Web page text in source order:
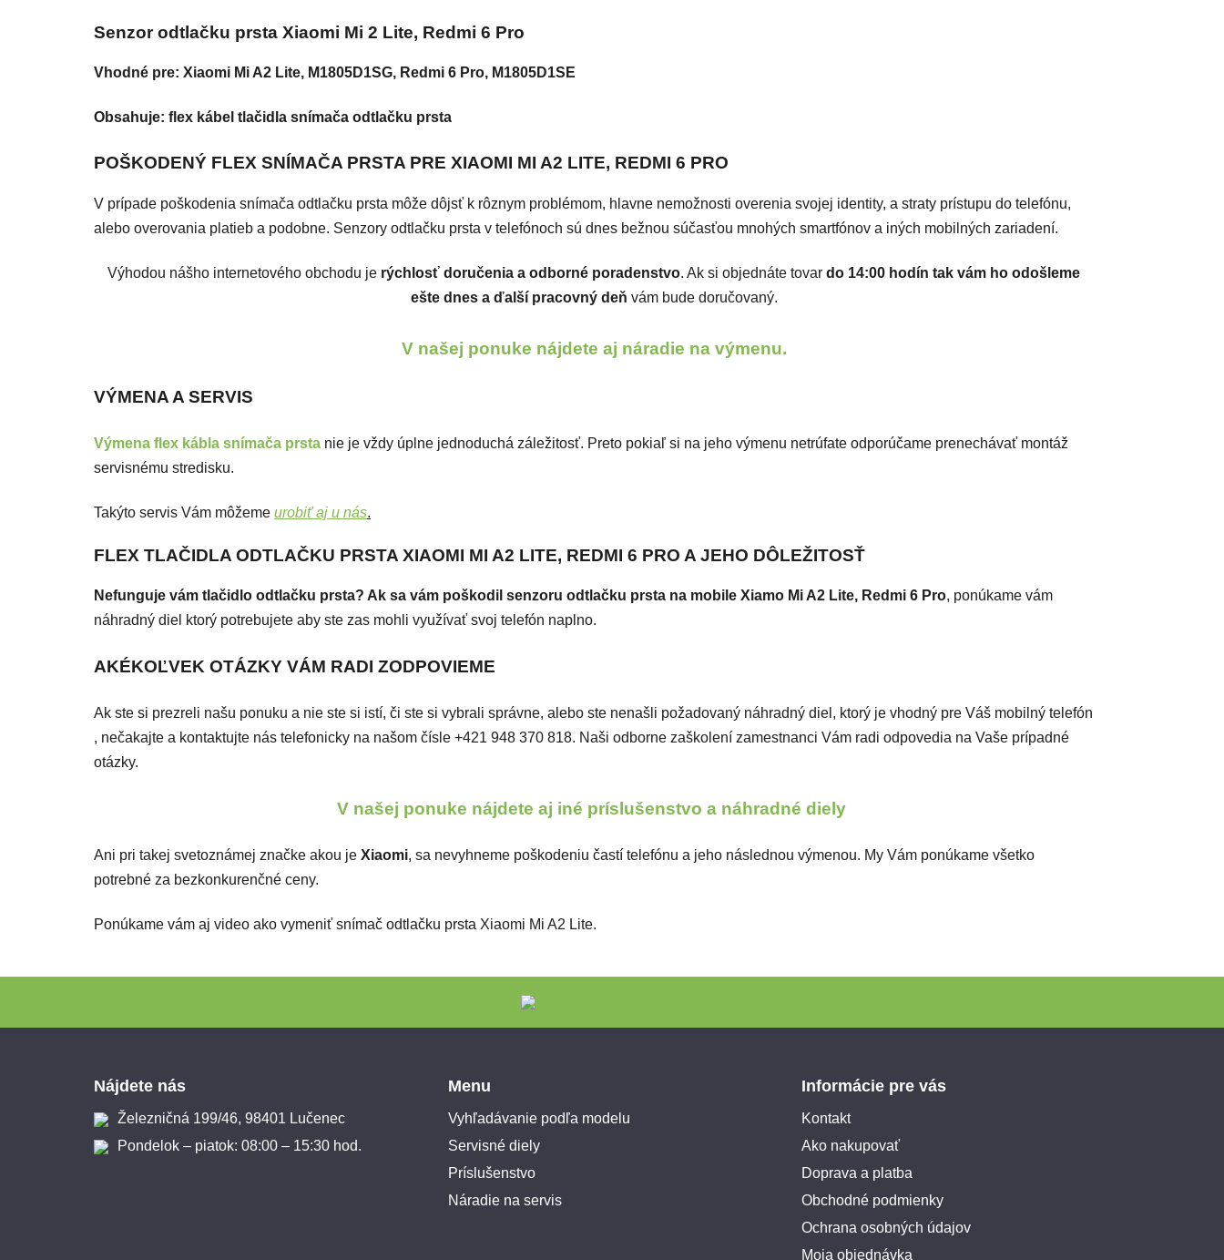
Senzor odtlačku prsta Xiaomi Mi 2 Lite, Redmi 6 Pro
Vhodné pre: Xiaomi Mi A2 Lite, M1805D1SG, Redmi 6 Pro, M1805D1SE
Obsahuje: flex kábel tlačidla snímača odtlačku prsta
POŠKODENÝ FLEX SNÍMAČA PRSTA PRE XIAOMI MI A2 LITE, REDMI 6 PRO
V prípade poškodenia snímača odtlačku prsta môže dôjsť k rôznym problémom, hlavne nemožnosti overenia svojej identity, a straty prístupu do telefónu,
alebo overovania platieb a podobne. Senzory odtlačku prsta v telefónoch sú dnes bežnou súčasťou mnohých smartfónov a iných mobilných zariadení.
Výhodou nášho internetového obchodu je rýchlosť doručenia a odborné poradenstvo. Ak si objednáte tovar do 14:00 hodín tak vám ho odošleme
ešte dnes a ďalší pracovný deň vám bude doručovaný.
V našej ponuke nájdete aj náradie na výmenu.
VÝMENA A SERVIS
Výmena flex kábla snímača prsta nie je vždy úplne jednoduchá záležitosť. Preto pokiaľ si na jeho výmenu netrúfate odporúčame prenechávať montáž
servisnému stredisku.
Takýto servis Vám môžeme urobiť aj u nás.
FLEX TLAČIDLA ODTLAČKU PRSTA XIAOMI MI A2 LITE, REDMI 6 PRO A JEHO DÔLEŽITOSŤ
Nefunguje vám tlačidlo odtlačku prsta? Ak sa vám poškodil senzoru odtlačku prsta na mobile Xiamo Mi A2 Lite, Redmi 6 Pro, ponúkame vám
náhradný diel ktorý potrebujete aby ste zas mohli využívať svoj telefón naplno.
AKÉKOĽVEK OTÁZKY VÁM RADI ZODPOVIEME
Ak ste si prezreli našu ponuku a nie ste si istí, či ste si vybrali správne, alebo ste nenašli požadovaný náhradný diel, ktorý je vhodný pre Váš mobilný telefón
, nečakajte a kontaktujte nás telefonicky na našom čísle +421 948 370 818. Naši odborne zaškolení zamestnanci Vám radi odpovedia na Vaše prípadné
otázky.
V našej ponuke nájdete aj iné príslušenstvo a náhradné diely
Ani pri takej svetoznámej značke akou je Xiaomi, sa nevyhneme poškodeniu častí telefónu a jeho následnou výmenou. My Vám ponúkame všetko
potrebné za bezkonkurenčné ceny.
Ponúkame vám aj video ako vymeniť snímač odtlačku prsta Xiaomi Mi A2 Lite.
Nájdete nás
Železničná 199/46, 98401 Lučenec
Pondelok – piatok: 08:00 – 15:30 hod.
Menu
Vyhľadávanie podľa modelu
Servisné diely
Príslušenstvo
Náradie na servis
Informácie pre vás
Kontakt
Ako nakupovať
Doprava a platba
Obchodné podmienky
Ochrana osobných údajov
Moja objednávka